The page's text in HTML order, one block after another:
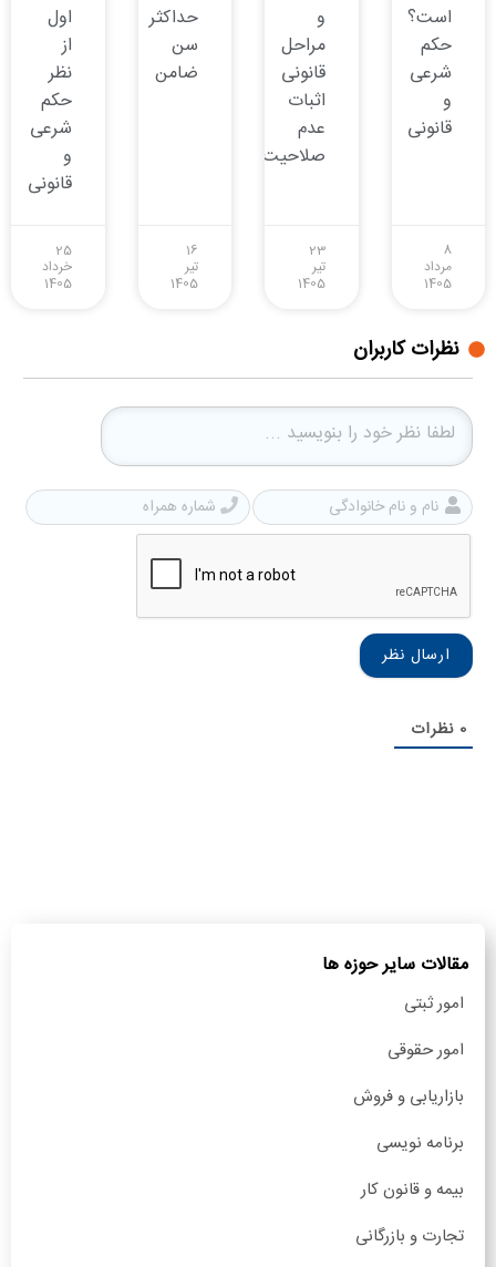
است؟
حکم
شرعی
و
قانونی
8
مرداد
1405
و
مراحل
قانونی
اثبات
عدم
صلاحیت
23
تیر
1405
حداکثر
سن
ضامن
16
تیر
1405
اول
از
نظر
حکم
شرعی
و
قانونی
25
خرداد
1405
نظرات کاربران
نام
و
نام
0 نظرات
مقالات سایر حوزه ها
امور ثبتی
امور حقوقی
بازاریابی و فروش
برنامه نویسی
بیمه و قانون کار
تجارت و بازرگانی